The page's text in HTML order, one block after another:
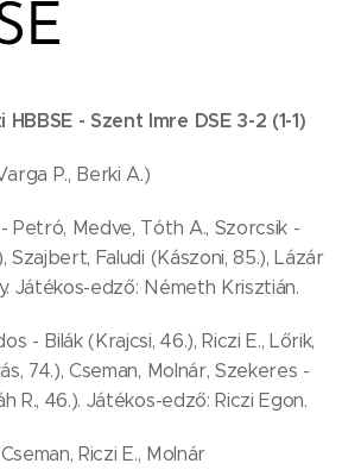
- Szent Imre DSE 3-2 (1-1)
P., Berki A.)
Petró, Medve, Tóth A., Szorcsik -
Szajbert, Faludi (Kászoni, 85.), Lázár
Játékos-edző: Németh Krisztián.
- Bilák (Krajcsi, 46.), Riczi E., Lőrik,
74.), Cseman, Molnár, Szekeres -
R., 46.). Játékos-edző: Riczi Egon.
Riczi E., Molnár